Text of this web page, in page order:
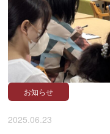
お知らせ
2025.06.23